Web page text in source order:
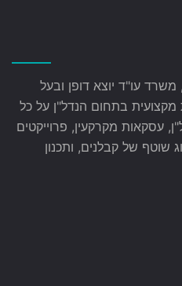
משרד עו"ד יוצא דופן ובעל
בתחום הנדל"ן על כל
עסקאות מקרקעין, פרוייקטים
38, ליווי וייצוג שוטף של קבלנים, ותכנון